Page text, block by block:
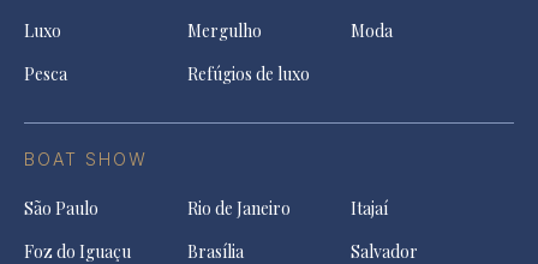
Luxo
Mergulho
Moda
Pesca
Refúgios de luxo
BOAT SHOW
São Paulo Rio de Janeiro
Itajaí
Foz do Iguaçu
Brasília Salvador